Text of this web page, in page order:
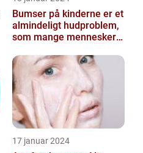
Bumser på kinderne er et
almindeligt hudproblem,
som mange mennesker
17 januar 2024